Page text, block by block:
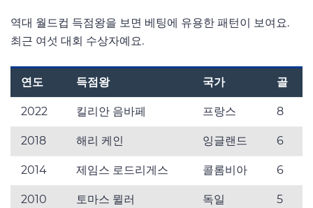
역대 월드컵 득점왕을 보면 베팅에 유용한 패턴이 보여요.
최근 여섯 대회 수상자예요.
연도 득점왕 국가 골
2022 킬리안 음바페 프랑스 8
2018 해리 케인 잉글랜드 6
2014 제임스 로드리게스 콜롬비아 6
2010 토마스 뮐러 독일 5